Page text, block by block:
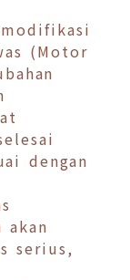
(Motor
dengan
serius,